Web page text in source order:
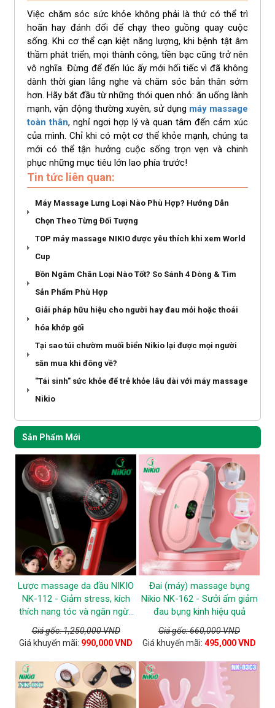
Việc chăm sóc sức khỏe không phải là thứ có thể trì
hoãn hay đánh đổi để chạy theo guồng quay cuộc
sống. Khi cơ thể cạn kiệt năng lượng, khi bệnh tật âm
thầm phát triển, mọi thành công, tiền bạc cũng trở nên
vô nghĩa. Đừng để đến lúc ấy mới hối tiếc vì đã không
dành thời gian lắng nghe và chăm sóc bản thân sớm
hơn. Hãy bắt đầu từ những thói quen nhỏ: ăn uống lành
mạnh, vận động thường xuyên, sử dụng máy massage
toàn thân, nghỉ ngơi hợp lý và quan tâm đến cảm xúc
của mình. Chỉ khi có một cơ thể khỏe mạnh, chúng ta
mới có thể tận hưởng cuộc sống trọn vẹn và chinh
phục những mục tiêu lớn lao phía trước!
Tin tức liên quan:
Máy Massage Lưng Loại Nào Phù Hợp? Hướng Dẫn
Chọn Theo Từng Đối Tượng
TOP máy massage NIKIO được yêu thích khi xem World
Cup
Bồn Ngâm Chân Loại Nào Tốt? So Sánh 4 Dòng & Tìm
Sản Phẩm Phù Hợp
Giải pháp hữu hiệu cho người hay đau mỏi hoặc thoái
hóa khớp gối
Tại sao túi chườm muối biển Nikio lại được mọi người
săn mua khi đông về?
"Tái sinh" sức khỏe để trẻ khỏe lâu dài với máy massage
Nikio
Sản Phẩm Mới
Lược massage da đầu NIKIO
NK-112 - Giảm stress, kích
thích nang tóc và ngăn ngừa
tóc gãy rụng
Giá gốc: 1,250,000 VND
Giá khuyến mãi: 990,000 VND
Đai (máy) massage bụng
Nikio NK-162 - Sưởi ấm giảm
đau bụng kinh hiệu quả
Giá gốc: 660,000 VND
Giá khuyến mãi: 495,000 VND